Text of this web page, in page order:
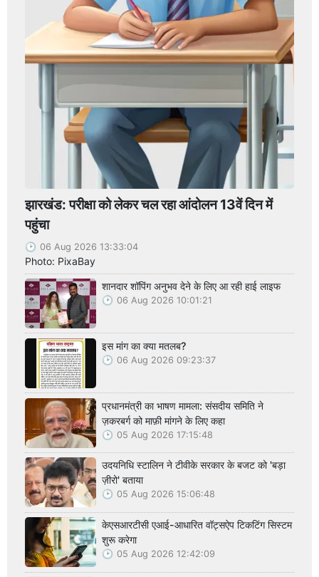
झारखंड: परीक्षा को लेकर चल रहा आंदोलन 13वें दिन में
पहुंचा
06 Aug 2026 13:33:04
Photo: PixaBay
शानदार शॉपिंग अनुभव देने के लिए आ रही हाई लाइफ
06 Aug 2026 10:01:21
इस मांग का क्या मतलब?
06 Aug 2026 09:23:37
प्रधानमंत्री का भाषण मामला: संसदीय समिति ने
ज़करबर्ग को माफ़ी मांगने के लिए कहा
05 Aug 2026 17:15:48
उदयनिधि स्टालिन ने टीवीके सरकार के बजट को 'बड़ा
ज़ीरो' बताया
05 Aug 2026 15:06:48
केएसआरटीसी एआई-आधारित वॉट्सऐप टिकटिंग सिस्टम
शुरू करेगा
05 Aug 2026 12:42:09